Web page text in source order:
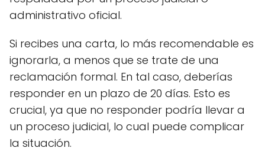
administrativo oficial.
Si recibes una carta, lo más recomendable es
ignorarla, a menos que se trate de una
reclamación formal. En tal caso, deberías
responder en un plazo de 20 días. Esto es
crucial, ya que no responder podría llevar a
un proceso judicial, lo cual puede complicar
la situación.